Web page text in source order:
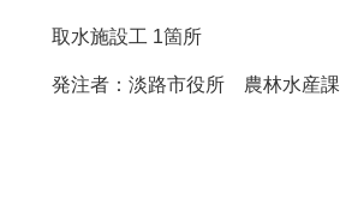
取水施設工 1箇所
発注者：淡路市役所 農林水産課